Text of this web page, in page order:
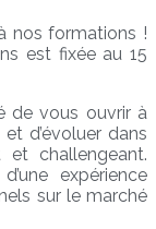
nos formations !
est fixée au 15
de vous ouvrir à
d’évoluer dans
challengeant.
expérience
sur le marché